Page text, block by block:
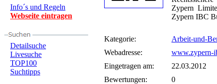
Info´s und Regeln
Webseite eintragen
Detailsuche
Livesuche
TOP100
Suchtipps
Zypern
Zypern IBC
Kategorie:
Arbeit-und-
Webadresse:
www.zypern-
Eingetragen am:
22.03.2012
Bewertungen:
0